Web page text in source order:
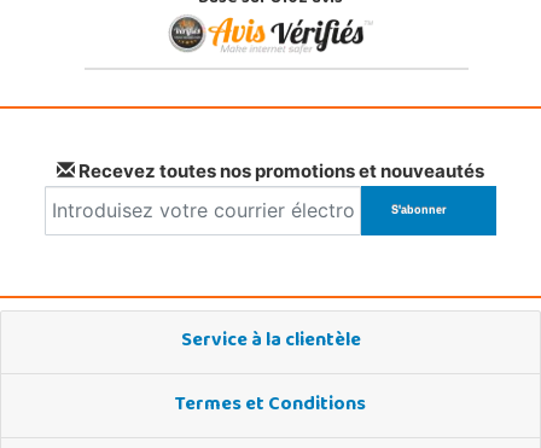
Recevez toutes nos promotions et nouveautés
Service à la clientèle
Termes et Conditions